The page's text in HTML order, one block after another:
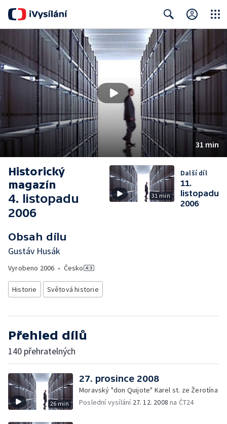
Search
31 min
Historický
magazín
4. listopadu
2006
Obsah dílu
Gustáv Husák
Vyrobeno 2006 • Česko
Historie Světová historie
31 min
Další díl
11.
listopadu
2006
Přehled dílů
140 přehratelných
26 min
27. prosince 2008
Moravský "don Quijote" Karel st. ze Žerotína
Poslední vysílání 27. 12. 2008 na ČT24